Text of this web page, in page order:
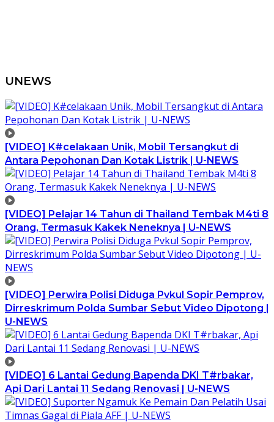
UNEWS
[VIDEO] K#celakaan Unik, Mobil Tersangkut di
Antara Pepohonan Dan Kotak Listrik | U-NEWS
[VIDEO] Pelajar 14 Tahun di Thailand Tembak M4ti 8
Orang, Termasuk Kakek Neneknya | U-NEWS
[VIDEO] Perwira Polisi Diduga Pvkul Sopir Pemprov,
Dirreskrimum Polda Sumbar Sebut Video Dipotong |
U-NEWS
[VIDEO] 6 Lantai Gedung Bapenda DKI T#rbakar,
Api Dari Lantai 11 Sedang Renovasi | U-NEWS